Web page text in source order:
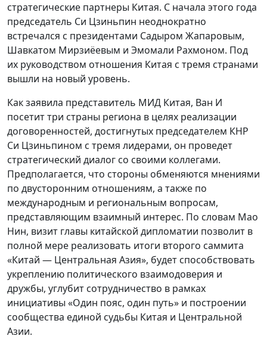
стратегические партнеры Китая. С начала этого года
председатель Си Цзиньпин неоднократно
встречался с президентами Садыром Жапаровым,
Шавкатом Мирзиёевым и Эмомали Рахмоном. Под
их руководством отношения Китая с тремя странами
вышли на новый уровень.
Как заявила представитель МИД Китая, Ван И
посетит три страны региона в целях реализации
договоренностей, достигнутых председателем КНР
Си Цзиньпином с тремя лидерами, он проведет
стратегический диалог со своими коллегами.
Предполагается, что стороны обменяются мнениями
по двусторонним отношениям, а также по
международным и региональным вопросам,
представляющим взаимный интерес. По словам Мао
Нин, визит главы китайской дипломатии позволит в
полной мере реализовать итоги второго саммита
«Китай — Центральная Азия», будет способствовать
укреплению политического взаимодоверия и
дружбы, углубит сотрудничество в рамках
инициативы «Один пояс, один путь» и построении
сообщества единой судьбы Китая и Центральной
Азии.